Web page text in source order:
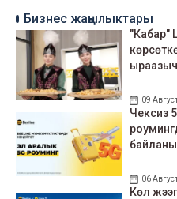
Бизнес жаңылыктары
"Кабар"
09
Чексиз
06
Көл